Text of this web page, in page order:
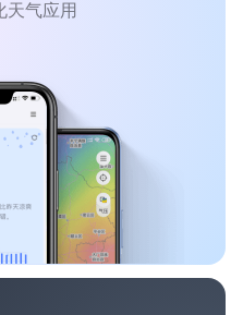
天气应用